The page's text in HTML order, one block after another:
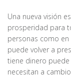
Una nueva visión
prosperidad para
personas como en
puede volver a
tiene dinero
necesitan a